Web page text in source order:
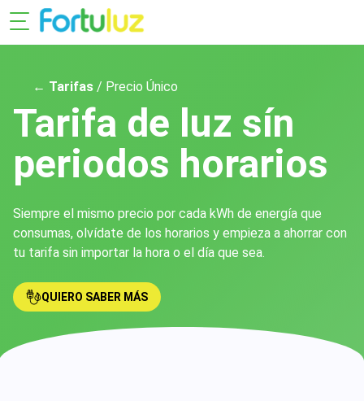
← Tarifas / Precio Único
Tarifa de luz sín
periodos horarios
Siempre el mismo precio por cada kWh de energía que
consumas, olvídate de los horarios y empieza a ahorrar con
tu tarifa sin importar la hora o el día que sea.
QUIERO SABER MÁS